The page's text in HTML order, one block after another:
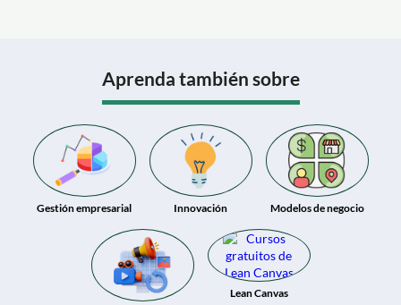
Aprenda también sobre
Gestión empresarial Innovación Modelos de negocio
Lean Canvas